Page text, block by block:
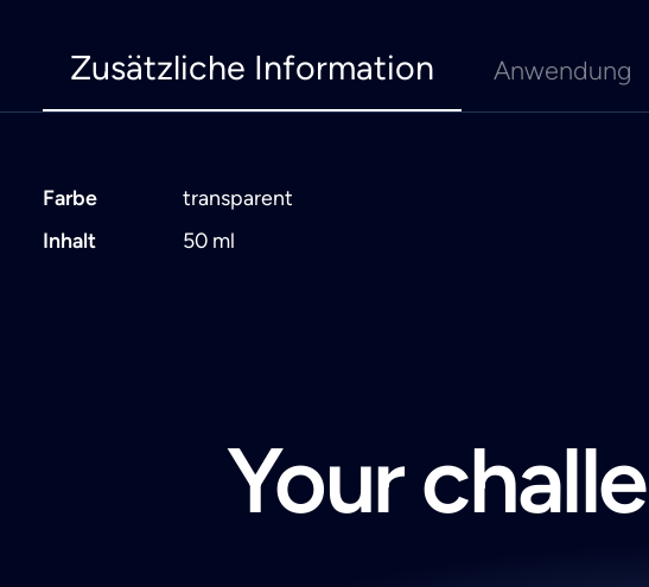
Zusätzliche Information Anwendung
Farbe
transparent
Inhalt
50 ml
Your